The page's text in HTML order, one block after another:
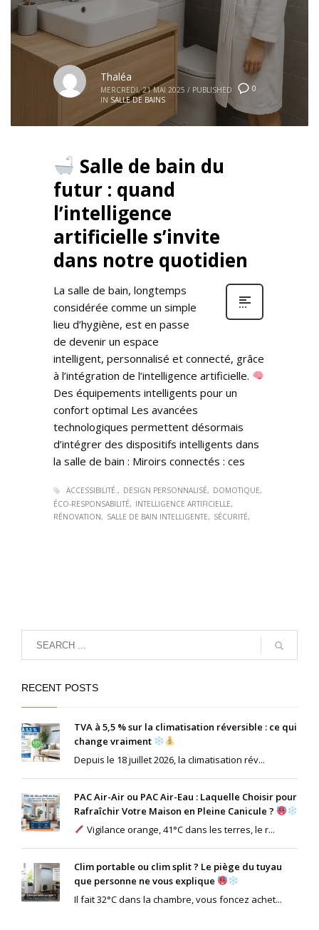
0
Thaléa
MERCREDI, 21 MAI 2025 / PUBLISHED
IN SALLE DE BAINS
Salle de bain du
futur : quand
l’intelligence
artificielle s’invite
dans notre quotidien
La salle de bain, longtemps
considérée comme un simple
lieu d’hygiène, est en passe
de devenir un espace
intelligent, personnalisé et connecté, grâce
à l’intégration de l’intelligence artificielle.
Des équipements intelligents pour un
confort optimal Les avancées
technologiques permettent désormais
d’intégrer des dispositifs intelligents dans
la salle de bain : Miroirs connectés : ces
ACCESSIBILITÉ. DESIGN PERSONNALISÉ
DOMOTIQUE
ÉCO-RESPONSABILITÉ
INTELLIGENCE ARTIFICIELLE
RÉNOVATION
SALLE DE BAIN INTELLIGENTE SÉCURITÉ
RECENT POSTS
TVA à 5,5 % sur la climatisation réversible : ce qui
change vraiment
Depuis le 18 juillet 2026, la climatisation rév...
PAC Air-Air ou PAC Air-Eau : Laquelle Choisir pour
Rafraîchir Votre Maison en Pleine Canicule ?
Vigilance orange, 41°C dans les terres, le r...
Clim portable ou clim split ? Le piège du tuyau
que personne ne vous explique
Il fait 32°C dans la chambre, vous foncez achet...